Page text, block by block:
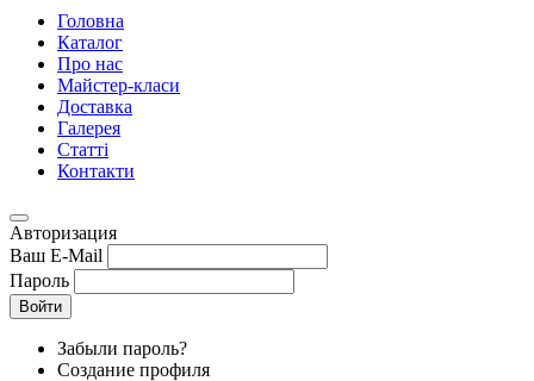
Головна
Каталог
Про нас
Майстер-класи
Доставка
Галерея
Статтi
Контакти
Авторизация
Ваш E-Mail
Пароль
Войти
Забыли пароль?
Создание профиля